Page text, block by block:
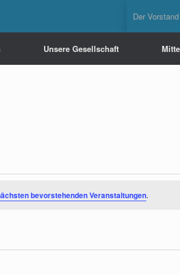
Der Vorstand
Unsere Gesellschaft
bevorstehenden Veranstaltungen.